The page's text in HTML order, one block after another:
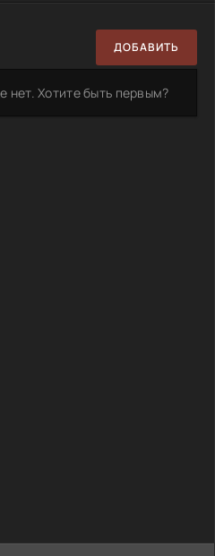
ДОБАВИТЬ
нет. Хотите быть первым?